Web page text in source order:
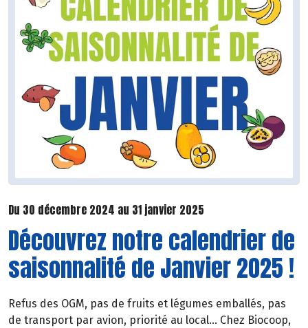
Du 30 décembre 2024 au 31 janvier 2025
Découvrez notre calendrier de
saisonnalité de Janvier 2025 !
Refus des OGM, pas de fruits et légumes emballés, pas
de transport par avion, priorité au local… Chez Biocoop,